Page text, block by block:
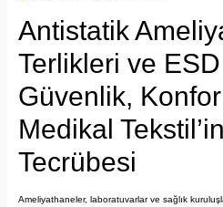
Antistatik
Terlikleri ve
Güvenlik,
Medikal
Tecrübesi
Ameliyathaneler, laboratuvarlar ve sağlık